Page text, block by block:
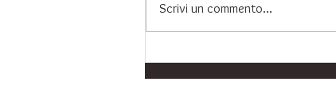
Scrivi un commento...